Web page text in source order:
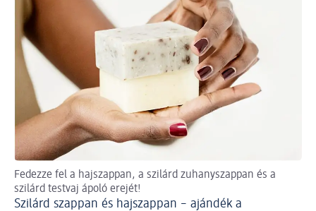
Fedezze fel a hajszappan, a szilárd zuhanyszappan és a
szilárd testvaj ápoló erejét!
Szilárd szappan és hajszappan – ajándék a